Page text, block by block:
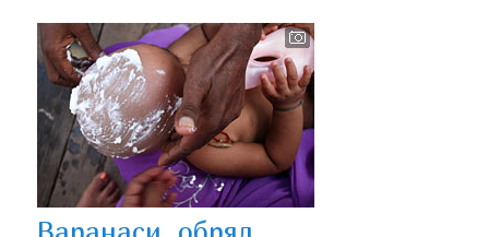
содержимому
содержимому